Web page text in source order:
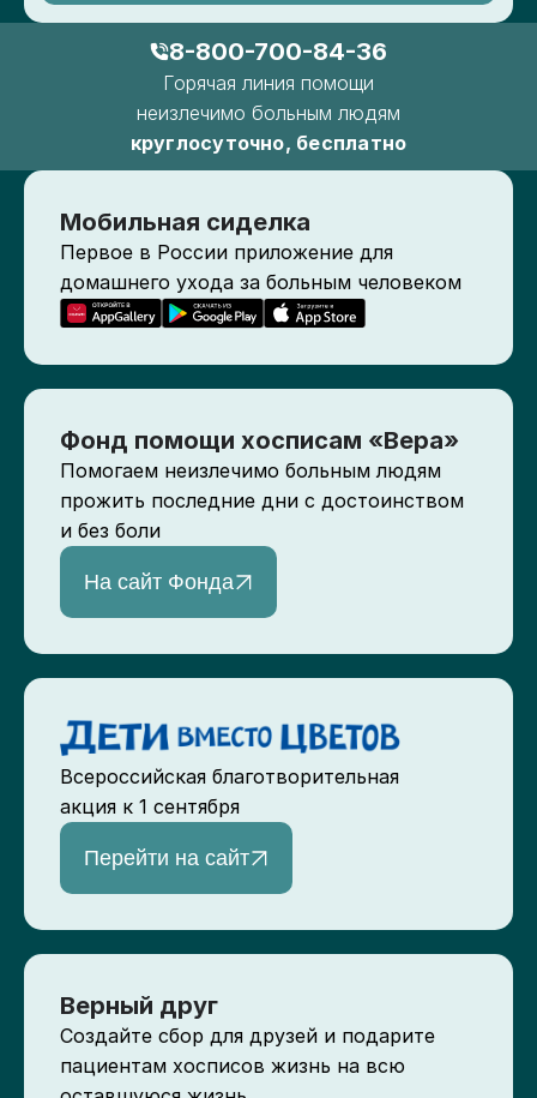
8-800-700-84-36
Горячая линия помощи
неизлечимо больным людям
круглосуточно, бесплатно
Мобильная сиделка
Первое в России приложение для
домашнего ухода за больным человеком
Фонд помощи хосписам «Вера»
Помогаем неизлечимо больным людям
прожить последние дни с достоинством
и без боли
На сайт Фонда
Всероссийская благотворительная
акция к 1 сентября
Перейти на сайт
Верный друг
Создайте сбор для друзей и подарите
пациентам хосписов жизнь на всю